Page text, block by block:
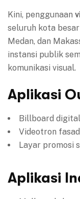
Kini, penggunaan
seluruh kota
Medan, dan
instansi publik
komunikasi visual.
Aplikasi
Billboard
Videotron
Layar promosi
Aplikasi